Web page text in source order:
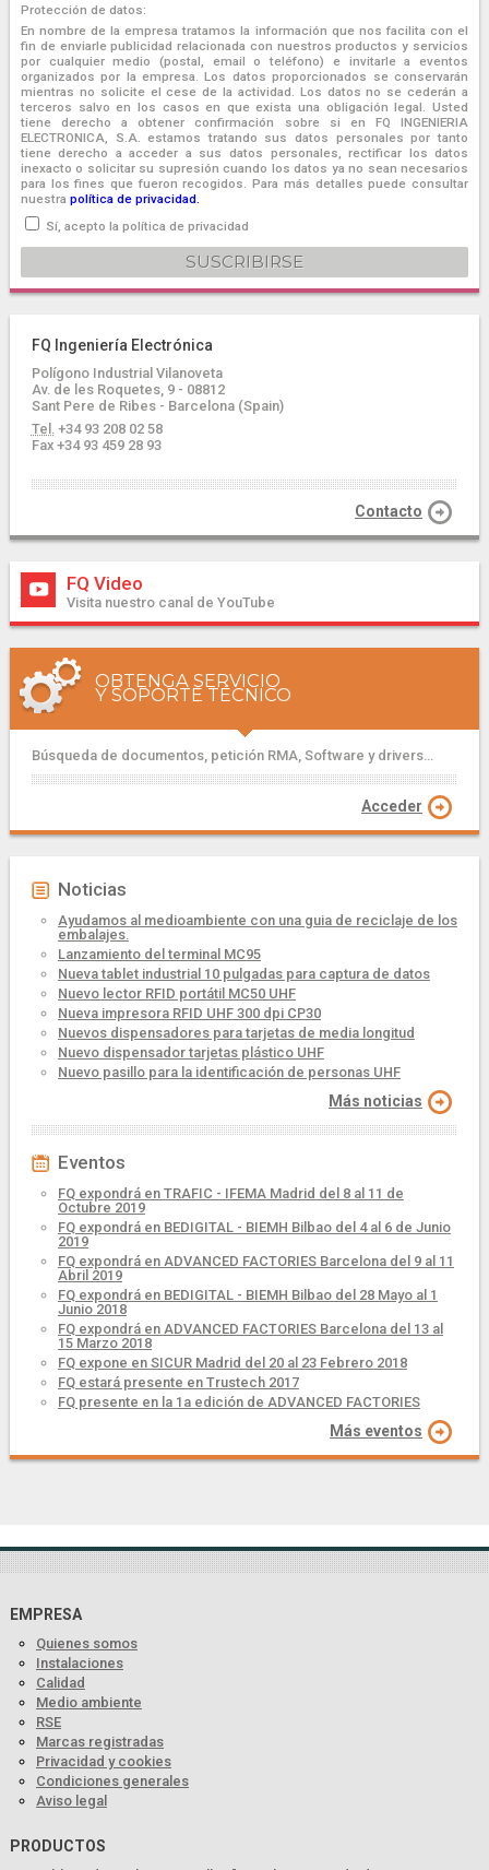
Protección de datos:
En nombre de la empresa tratamos la información que nos facilita con el
fin de enviarle publicidad relacionada con nuestros productos y servicios
por cualquier medio (postal, email o teléfono) e invitarle a eventos
organizados por la empresa. Los datos proporcionados se conservarán
mientras no solicite el cese de la actividad. Los datos no se cederán a
terceros salvo en los casos en que exista una obligación legal. Usted
tiene derecho a obtener confirmación sobre si en FQ INGENIERIA
ELECTRONICA, S.A. estamos tratando sus datos personales por tanto
tiene derecho a acceder a sus datos personales, rectificar los datos
inexacto o solicitar su supresión cuando los datos ya no sean necesarios
para los fines que fueron recogidos. Para más detalles puede consultar
nuestra política de privacidad.
Sí, acepto la política de privacidad
FQ Ingeniería Electrónica
Polígono Industrial Vilanoveta
Av. de les Roquetes, 9 - 08812
Sant Pere de Ribes - Barcelona (Spain)
Tel. +34 93 208 02 58
Fax +34 93 459 28 93
Contacto
FQ Video
Visita nuestro canal de YouTube
OBTENGA SERVICIO
Y SOPORTE TÉCNICO
Búsqueda de documentos, petición RMA, Software y drivers...
Acceder
Noticias
Ayudamos al medioambiente con una guia de reciclaje de los
embalajes.
Lanzamiento del terminal MC95
Nueva tablet industrial 10 pulgadas para captura de datos
Nuevo lector RFID portátil MC50 UHF
Nueva impresora RFID UHF 300 dpi CP30
Nuevos dispensadores para tarjetas de media longitud
Nuevo dispensador tarjetas plástico UHF
Nuevo pasillo para la identificación de personas UHF
Más noticias
Eventos
FQ expondrá en TRAFIC - IFEMA Madrid del 8 al 11 de
Octubre 2019
FQ expondrá en BEDIGITAL - BIEMH Bilbao del 4 al 6 de Junio
2019
FQ expondrá en ADVANCED FACTORIES Barcelona del 9 al 11
Abril 2019
FQ expondrá en BEDIGITAL - BIEMH Bilbao del 28 Mayo al 1
Junio 2018
FQ expondrá en ADVANCED FACTORIES Barcelona del 13 al
15 Marzo 2018
FQ expone en SICUR Madrid del 20 al 23 Febrero 2018
FQ estará presente en Trustech 2017
FQ presente en la 1a edición de ADVANCED FACTORIES
Más eventos
EMPRESA
Quienes somos
Instalaciones
Calidad
Medio ambiente
RSE
Marcas registradas
Privacidad y cookies
Condiciones generales
Aviso legal
PRODUCTOS